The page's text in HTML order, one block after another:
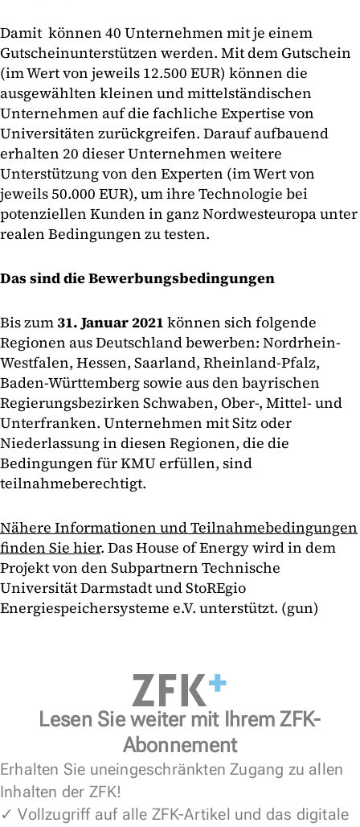
Damit können 40 Unternehmen mit je einem
Gutscheinunterstützen werden. Mit dem Gutschein
(im Wert von jeweils 12.500 EUR) können die
ausgewählten kleinen und mittelständischen
Unternehmen auf die fachliche Expertise von
Universitäten zurückgreifen. Darauf aufbauend
erhalten 20 dieser Unternehmen weitere
Unterstützung von den Experten (im Wert von
jeweils 50.000 EUR), um ihre Technologie bei
potenziellen Kunden in ganz Nordwesteuropa unter
realen Bedingungen zu testen.
Das sind die Bewerbungsbedingungen
Bis zum31. Januar 2021 können sich folgende
Regionen aus Deutschland bewerben: Nordrhein-
Westfalen, Hessen, Saarland, Rheinland-Pfalz,
Baden-Württemberg sowie aus den bayrischen
Regierungsbezirken Schwaben, Ober-, Mittel- und
Unterfranken. Unternehmen mit Sitz oder
Niederlassung in diesen Regionen, die die
Bedingungen für KMU erfüllen, sind
teilnahmeberechtigt.
Nähere Informationen und Teilnahmebedingungen
finden Sie hier. Das House of Energy wird in dem
Projekt von den Subpartnern Technische
Universität Darmstadt und StoREgio
Energiespeichersysteme e.V. unterstützt. (gun)
Lesen Sie weiter mit Ihrem ZFK-
Abonnement
Erhalten Sie uneingeschränkten Zugang zu allen
Inhalten der ZFK!
✓ Vollzugriff auf alle ZFK-Artikel und das digitale